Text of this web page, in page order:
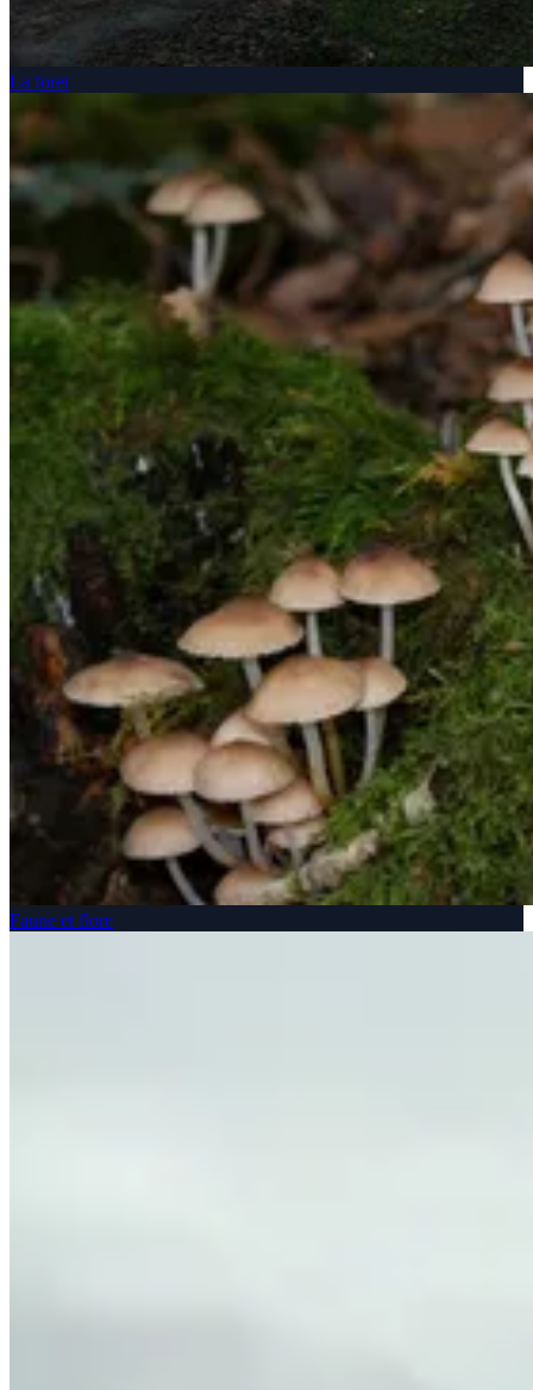
La foret
Faune et flore